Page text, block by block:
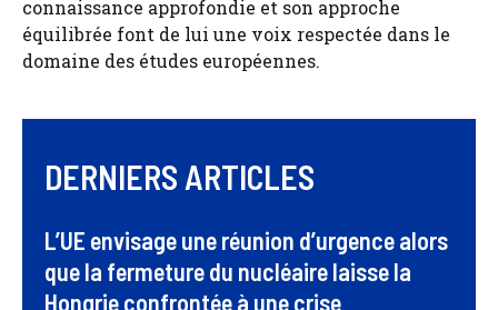
connaissance approfondie et son approche
équilibrée font de lui une voix respectée dans le
domaine des études européennes.
DERNIERS ARTICLES
L’UE envisage une réunion d’urgence alors
que la fermeture du nucléaire laisse la
Hongrie confrontée à une crise